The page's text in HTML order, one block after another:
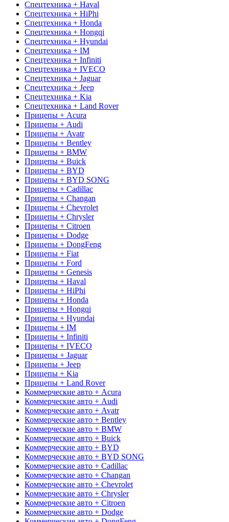
Спецтехника + Haval
Спецтехника + HiPhi
Спецтехника + Honda
Спецтехника + Hongqi
Спецтехника + Hyundai
Спецтехника + IM
Спецтехника + Infiniti
Спецтехника + IVECO
Спецтехника + Jaguar
Спецтехника + Jeep
Спецтехника + Kia
Спецтехника + Land Rover
Прицепы + Acura
Прицепы + Audi
Прицепы + Avatr
Прицепы + Bentley
Прицепы + BMW
Прицепы + Buick
Прицепы + BYD
Прицепы + BYD SONG
Прицепы + Cadillac
Прицепы + Changan
Прицепы + Chevrolet
Прицепы + Chrysler
Прицепы + Citroen
Прицепы + Dodge
Прицепы + DongFeng
Прицепы + Fiat
Прицепы + Ford
Прицепы + Genesis
Прицепы + Haval
Прицепы + HiPhi
Прицепы + Honda
Прицепы + Hongqi
Прицепы + Hyundai
Прицепы + IM
Прицепы + Infiniti
Прицепы + IVECO
Прицепы + Jaguar
Прицепы + Jeep
Прицепы + Kia
Прицепы + Land Rover
Коммерческие авто + Acura
Коммерческие авто + Audi
Коммерческие авто + Avatr
Коммерческие авто + Bentley
Коммерческие авто + BMW
Коммерческие авто + Buick
Коммерческие авто + BYD
Коммерческие авто + BYD SONG
Коммерческие авто + Cadillac
Коммерческие авто + Changan
Коммерческие авто + Chevrolet
Коммерческие авто + Chrysler
Коммерческие авто + Citroen
Коммерческие авто + Dodge